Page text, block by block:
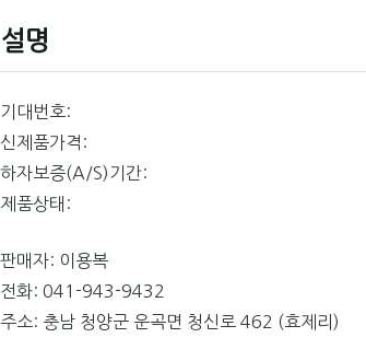
명
기대번호:
신제품가격:
하자보증(A/S)기간:
제품상태:
판매자: 이용복
전화: 041-943-9432
주소: 충남 청양군 운곡면 청신로 462 (효제리)